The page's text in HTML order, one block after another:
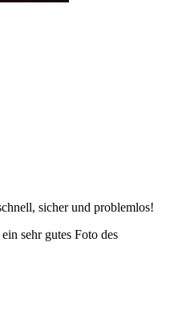
sicher und problemlos!
sehr gutes Foto des